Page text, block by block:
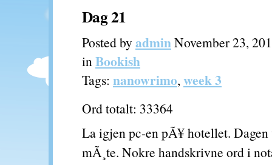
Dag 21
Posted by adminNovember 23,
inBookish
Tags: nanowrimo,week 3
Ord totalt: 33364
La igjen pc-en pÃ¥ hotellet.
mÃ¸te. Nokre handskrivne ord i